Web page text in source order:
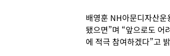
배영훈 NH아문디자산
됐으면”며 “앞으로도 어
에 적극 참여하겠다”고